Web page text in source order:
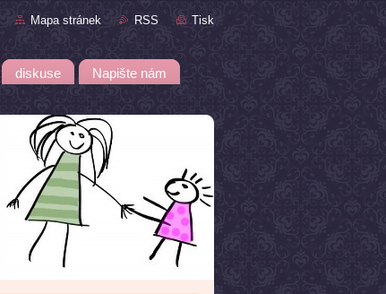
Mapa stránek RSS Tisk
diskuse Napište nám